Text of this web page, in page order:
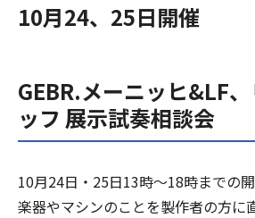
10月24、25日開催
GEBR.メーニッヒ&LF
ッフ 展示試奏相談会
10月24日・25日13時～18時までの開
楽器やマシンのことを製作者の方に